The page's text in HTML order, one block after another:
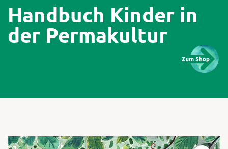
Kontakt
Handbuch Kinder in
der Permakultur